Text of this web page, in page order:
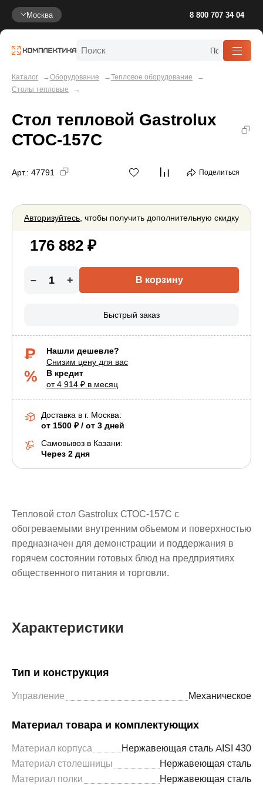
Москва 8 800 707 34 04
Каталог Оборудование
Тепловое оборудование
Столы тепловые
Стол тепловой Gastrolux
СТОС-157С
Арт.: 47791 Поделиться
Авторизуйтесь, чтобы получить дополнительную скидку
176 882 ₽
В кредит
от 4 914 ₽ в месяц
Нашли дешевле?
Снизим цену для вас
– + В корзину
Быстрый заказ
Доставка в г. Москва:
от 1500 ₽ / от 3 дней
Самовывоз в Казани:
Через 2 дня
Тепловой стол Gastrolux СТОС-157С с
обогреваемыми внутренним объемом и поверхностью
предназначен для демонстрации и поддержания в
горячем состоянии готовых блюд на предприятиях
общественного питания и торговли.
Характеристики
Тип и конструкция
Управление Механическое
Материал товара и комплектующих
Материал корпуса
Нержавеющая сталь AISI 430
Материал столешницы
Нержавеющая сталь
Материал полки
Нержавеющая сталь